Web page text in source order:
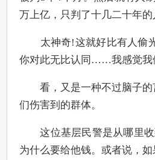
万上亿，只判了十几二十年的
太神奇!这就好比有人偷光
你对此无比认同……我感觉我
看，又是一种不过脑子的
们伤害到的群体。
这位基层民警是从哪里收
为什么要给他钱。或者说，